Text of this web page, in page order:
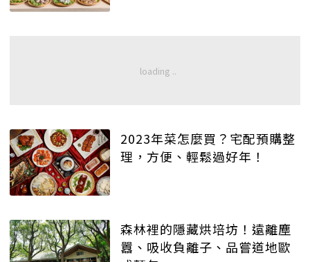
2023年菜怎麼買？宅配預購整
理，方便、輕鬆過好年！
森林裡的隱藏烘培坊！遠離塵
囂、吸收負離子、品嘗道地歐